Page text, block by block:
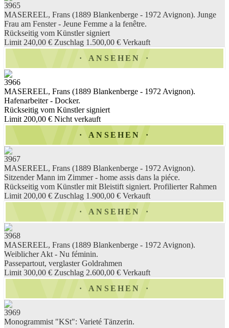
3965
MASEREEL, Frans (1889 Blankenberge - 1972 Avignon). Junge
Frau am Fenster - Jeune Femme a la fenêtre.
Rückseitig vom Künstler signiert
Limit 240,00 € Zuschlag 1.500,00 € Verkauft
ANSEHEN
3966
MASEREEL, Frans (1889 Blankenberge - 1972 Avignon).
Hafenarbeiter - Docker.
Rückseitig vom Künstler signiert
Limit 200,00 € Nicht verkauft
ANSEHEN
3967
MASEREEL, Frans (1889 Blankenberge - 1972 Avignon).
Sitzender Mann im Zimmer - home assis dans la piéce.
Rückseitig vom Künstler mit Bleistift signiert. Profilierter Rahmen
Limit 200,00 € Zuschlag 1.900,00 € Verkauft
ANSEHEN
3968
MASEREEL, Frans (1889 Blankenberge - 1972 Avignon).
Weiblicher Akt - Nu féminin.
Passepartout, verglaster Goldrahmen
Limit 300,00 € Zuschlag 2.600,00 € Verkauft
ANSEHEN
3969
Monogrammist "KSt": Varieté Tänzerin.